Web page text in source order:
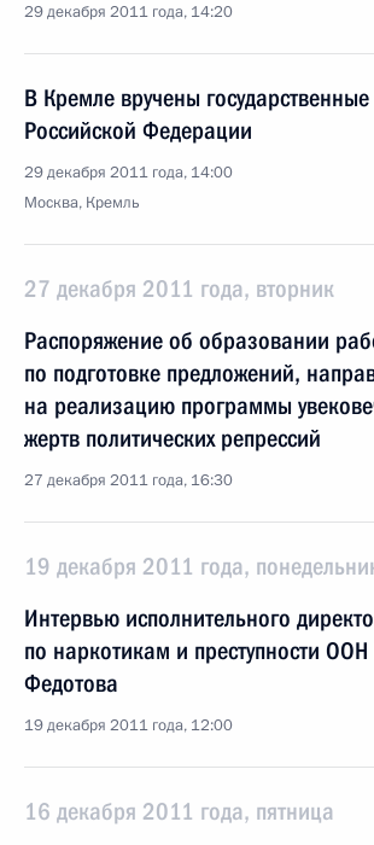
29 декабря 2011 года, 14:20
В Кремле вручены
Российской Федерации
29 декабря 2011 года, 14:00
Москва, Кремль
27 декабря 2011 года, вторник
Распоряжение об образовании
по подготовке предложений,
на реализацию программы
жертв политических репрессий
27 декабря 2011 года, 16:30
19 декабря 2011 года,
Интервью исполнительного
по наркотикам и преступности
Федотова
19 декабря 2011 года, 12:00
16 декабря 2011 года, пятница